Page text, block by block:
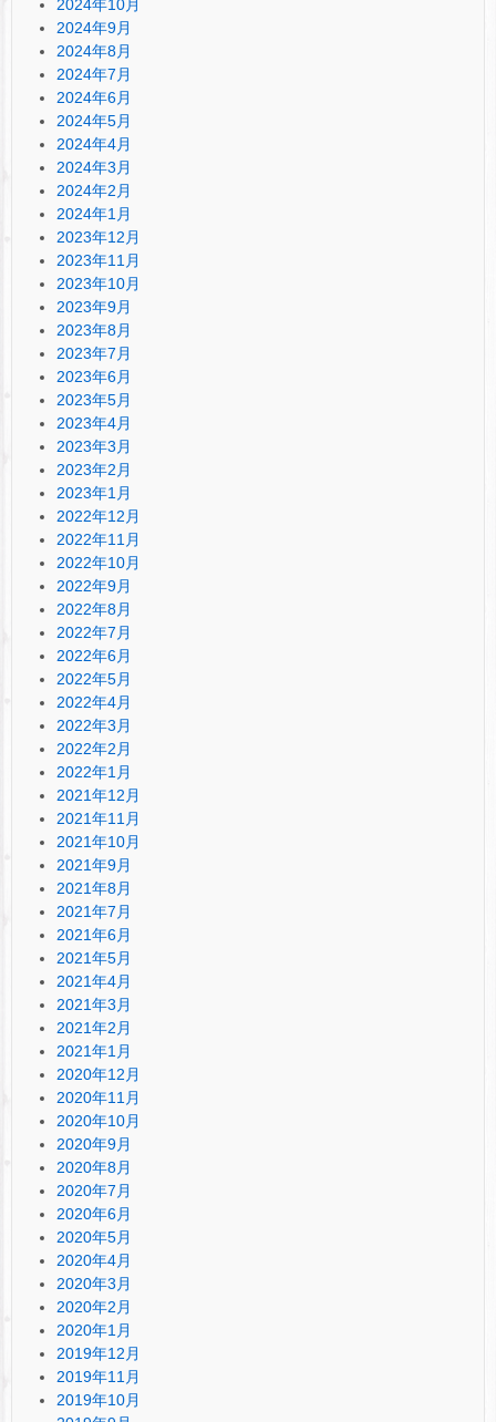
2024年10月
2024年9月
2024年8月
2024年7月
2024年6月
2024年5月
2024年4月
2024年3月
2024年2月
2024年1月
2023年12月
2023年11月
2023年10月
2023年9月
2023年8月
2023年7月
2023年6月
2023年5月
2023年4月
2023年3月
2023年2月
2023年1月
2022年12月
2022年11月
2022年10月
2022年9月
2022年8月
2022年7月
2022年6月
2022年5月
2022年4月
2022年3月
2022年2月
2022年1月
2021年12月
2021年11月
2021年10月
2021年9月
2021年8月
2021年7月
2021年6月
2021年5月
2021年4月
2021年3月
2021年2月
2021年1月
2020年12月
2020年11月
2020年10月
2020年9月
2020年8月
2020年7月
2020年6月
2020年5月
2020年4月
2020年3月
2020年2月
2020年1月
2019年12月
2019年11月
2019年10月